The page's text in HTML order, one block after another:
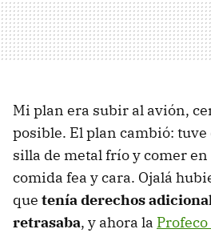
Mi plan era subir al avión,
posible. El plan cambió:
silla de metal frío y comer
comida fea y cara. Ojalá
que tenía derechos
retrasaba, y ahora la